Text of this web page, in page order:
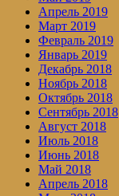
Апрель 2019
Март 2019
Февраль 2019
Январь 2019
Декабрь 2018
Ноябрь 2018
Октябрь 2018
Сентябрь 2018
Август 2018
Июль 2018
Июнь 2018
Май 2018
Апрель 2018